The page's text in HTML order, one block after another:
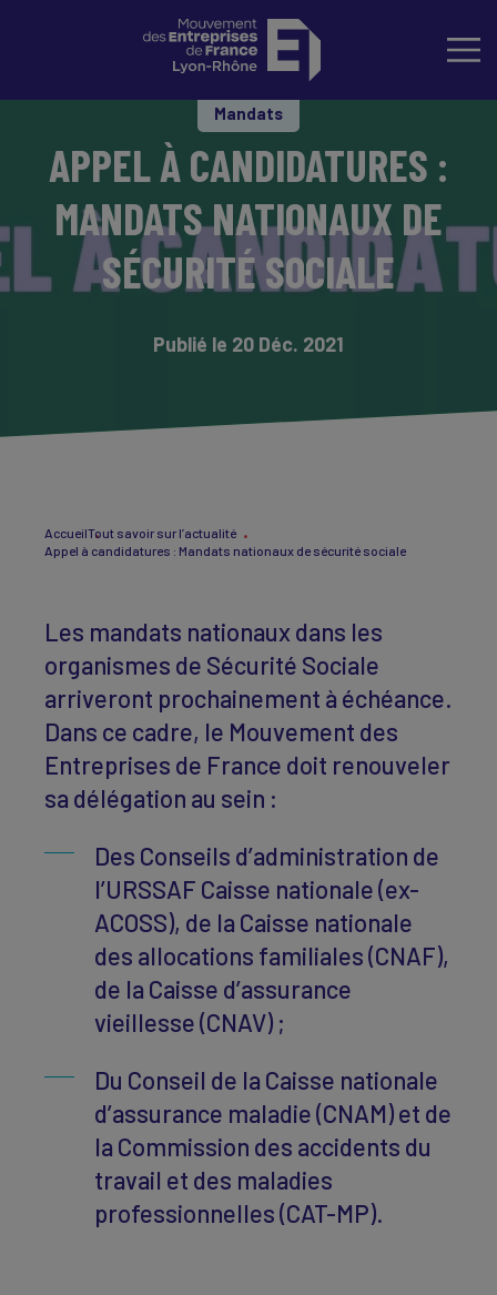
Mandats
APPEL À CANDIDATURES :
MANDATS NATIONAUX DE
SÉCURITÉ SOCIALE
Publié le 20 Déc. 2021
AccueilTout savoir sur l’actualité
Appel à candidatures : Mandats nationaux de sécurité sociale
Les mandats nationaux dans les
organismes de Sécurité Sociale
arriveront prochainement à échéance.
Dans ce cadre, le Mouvement des
Entreprises de France doit renouveler
sa délégation au sein :
Des Conseils d’administration de
l’URSSAF Caisse nationale (ex-
ACOSS), de la Caisse nationale
des allocations familiales (CNAF),
de la Caisse d’assurance
vieillesse (CNAV) ;
Du Conseil de la Caisse nationale
d’assurance maladie (CNAM) et de
la Commission des accidents du
travail et des maladies
professionnelles (CAT-MP).